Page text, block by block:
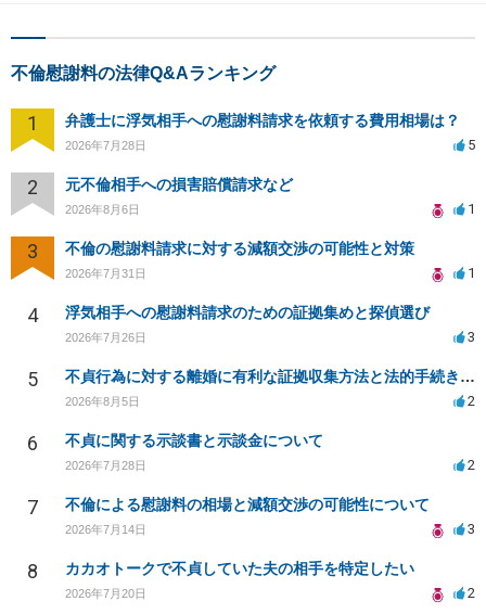
不倫慰謝料の法律Q&Aランキング
1 弁護士に浮気相手への慰謝料請求を依頼する費用相場は？
2026年7月28日 5
2 元不倫相手への損害賠償請求など
2026年8月6日 1
3 不倫の慰謝料請求に対する減額交渉の可能性と対策
2026年7月31日 1
4 浮気相手への慰謝料請求のための証拠集めと探偵選び
2026年7月26日 3
5 不貞行為に対する離婚に有利な証拠収集方法と法的手続きについて
2026年8月5日 2
6 不貞に関する示談書と示談金について
2026年7月28日 2
7 不倫による慰謝料の相場と減額交渉の可能性について
2026年7月14日 3
8 カカオトークで不貞していた夫の相手を特定したい
2026年7月20日 2